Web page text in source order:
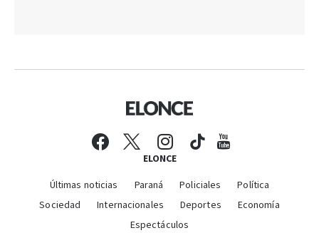
ELONCE
Últimas noticias Paraná Policiales
Política
Sociedad
Internacionales Deportes
Economía
Espectáculos